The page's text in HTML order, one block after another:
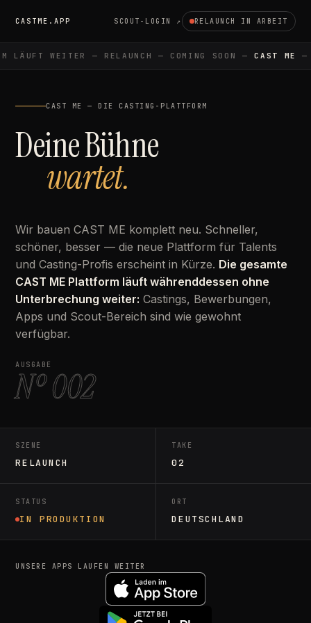
CASTME.APP SCOUT-LOGIN ↗ RELAUNCH IN ARBEIT
LÄUFT WEITER — RELAUNCH — COMING SOON — CAST ME—
CAST ME — DIE CASTING-PLATTFORM
Deine Bühne
wartet.
Wir bauen CAST ME komplett neu. Schneller,
schöner, besser — die neue Plattform für Talents
und Casting-Profis erscheint in Kürze. Die gesamte
CAST ME Plattform läuft währenddessen ohne
Unterbrechung weiter: Castings, Bewerbungen,
Apps und Scout-Bereich sind wie gewohnt
verfügbar.
AUSGABE
Nº 002
SZENE
RELAUNCH
TAKE
02
STATUS
IN PRODUKTION
ORT
DEUTSCHLAND
UNSERE APPS LAUFEN WEITER